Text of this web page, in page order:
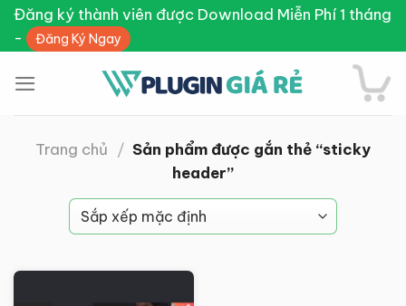
Skip
content
Đăng ký thành viên được Download Miễn Phí 1 tháng
-
Đăng Ký Ngay
Trang chủ / Sản phẩm được gắn thẻ “sticky
header”